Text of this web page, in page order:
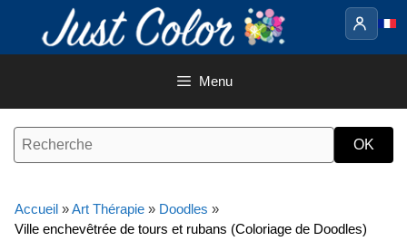
contenu
Menu
Accueil »Art Thérapie » Doodles »
Ville enchevêtrée de tours et rubans (Coloriage de Doodles)